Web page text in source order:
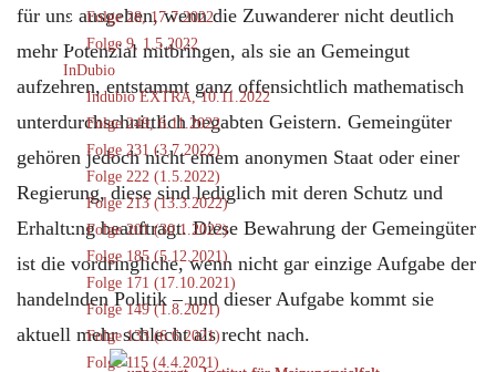
Folge 28, 17.7.2022
Folge 9, 1.5.2022
InDubio
Indubio EXTRA, 10.11.2022
Folge 249, 6.11.2022
Folge 231 (3.7.2022)
Folge 222 (1.5.2022)
Folge 213 (13.3.2022)
Folge 201 (30.1.2022)
Folge 185 (5.12.2021)
Folge 171 (17.10.2021)
Folge 149 (1.8.2021)
Folge 133 (6.6.2021)
Folge 115 (4.4.2021)
für uns ausgehen, wenn die Zuwanderer nicht deutlich
mehr Potenzial mitbringen, als sie an Gemeingut
aufzehren, entstammt ganz offensichtlich mathematisch
unterdurchschnittlich begabten Geistern. Gemeingüter
gehören jedoch nicht einem anonymen Staat oder einer
Regierung, diese sind lediglich mit deren Schutz und
Erhaltung beauftragt. Diese Bewahrung der Gemeingüter
ist die vordringliche, wenn nicht gar einzige Aufgabe der
handelnden Politik – und dieser Aufgabe kommt sie
aktuell mehr schlecht als recht nach.